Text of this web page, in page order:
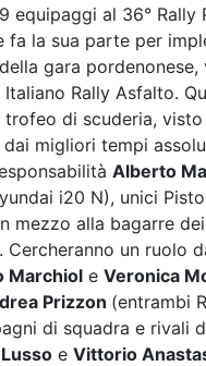
equipaggi al 36° Rally
fa la sua parte per
gara pordenonese,
Rally Asfalto.
di scuderia, visto
migliori tempi
Alberto
i20 N), unici
mezzo alla bagarre
Cercheranno un ruolo
Marchiol e Veronica
Prizzon (entrambi
di squadra e rivali
e Vittorio